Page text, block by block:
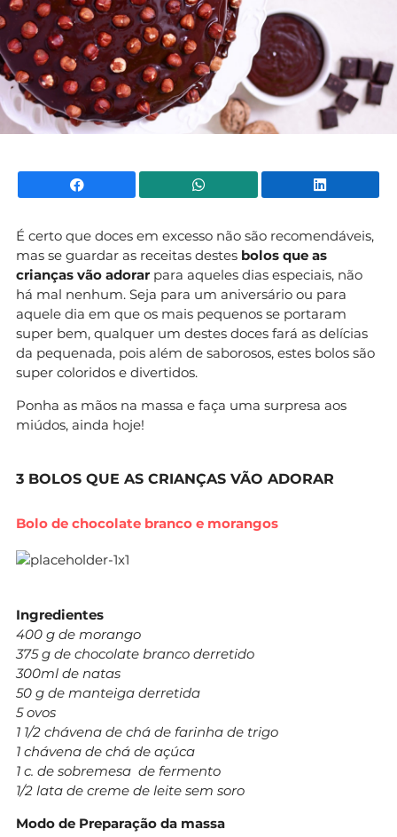
Facebook WhatsApp
É certo que doces em excesso não são recomendáveis,
mas se guardar as receitas destes bolos que as
crianças vão adorar para aqueles dias especiais, não
há mal nenhum. Seja para um aniversário ou para
aquele dia em que os mais pequenos se portaram
super bem, qualquer um destes doces fará as delícias
da pequenada, pois além de saborosos, estes bolos são
super coloridos e divertidos.
Ponha as mãos na massa e faça uma surpresa aos
miúdos, ainda hoje!
3 BOLOS QUE AS CRIANÇAS VÃO ADORAR
Bolo de chocolate branco e morangos
Ingredientes
400 g de morango
375 g de chocolate branco derretido
300ml de natas
50 g de manteiga derretida
5 ovos
1 1/2 chávena de chá de farinha de trigo
1 chávena de chá de açúca
1 c. de sobremesa de fermento
1/2 lata de creme de leite sem soro
Modo de Preparação da massa